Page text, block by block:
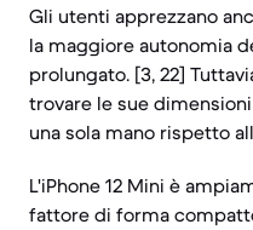
Gli utenti apprezzano
la maggiore autonomia
prolungato. [3, 22]
trovare le sue
una sola mano rispetto
L'iPhone 12 Mini è
fattore di forma